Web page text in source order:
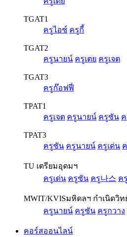
TGAT1
ครูไอซ์ ครูกี้
TGAT2
ครูนายน์ ครูเตย ครูเจต
TGAT3
ครูก๊อฟฟี่
TPAT1
ครูเจต ครูนายน์ ครูซัน
TPAT3
ครูซัน ครูนายน์ ครูเด่น
TU เตรียมอุดมฯ
ครูเด่น ครูซัน ครู나스 ค
MWIT/KVISมหิดลฯ กำเนิดวิ
ครูนายน์ ครูซัน ครูกวาง
คอร์สออนไลน์